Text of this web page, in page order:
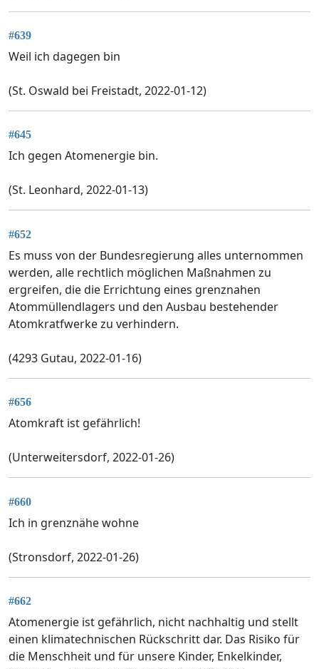
#639
Weil ich dagegen bin
(St. Oswald bei Freistadt, 2022-01-12)
#645
Ich gegen Atomenergie bin.
(St. Leonhard, 2022-01-13)
#652
Es muss von der Bundesregierung alles unternommen
werden, alle rechtlich möglichen Maßnahmen zu
ergreifen, die die Errichtung eines grenznahen
Atommüllendlagers und den Ausbau bestehender
Atomkratfwerke zu verhindern.
(4293 Gutau, 2022-01-16)
#656
Atomkraft ist gefährlich!
(Unterweitersdorf, 2022-01-26)
#660
Ich in grenznähe wohne
(Stronsdorf, 2022-01-26)
#662
Atomenergie ist gefährlich, nicht nachhaltig und stellt
einen klimatechnischen Rückschritt dar. Das Risiko für
die Menschheit und für unsere Kinder, Enkelkinder,